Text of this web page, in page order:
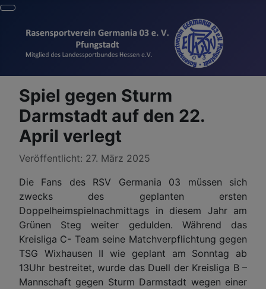
Spiel gegen Sturm
Darmstadt auf den 22.
April verlegt
Details
Veröffentlicht: 27. März 2025
Die Fans des RSV Germania 03 müssen sich
zwecks des geplanten ersten
Doppelheimspielnachmittags in diesem Jahr am
Grünen Steg weiter gedulden. Während das
Kreisliga C- Team seine Matchverpflichtung gegen
TSG Wixhausen II wie geplant am Sonntag ab
13Uhr bestreitet, wurde das Duell der Kreisliga B –
Mannschaft gegen Sturm Darmstadt wegen einer